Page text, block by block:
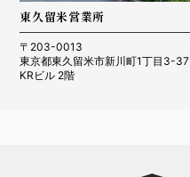
東久留米営業所
〒203-0013
東京都東久留米市新川町1丁目3-37
KRビル 2階